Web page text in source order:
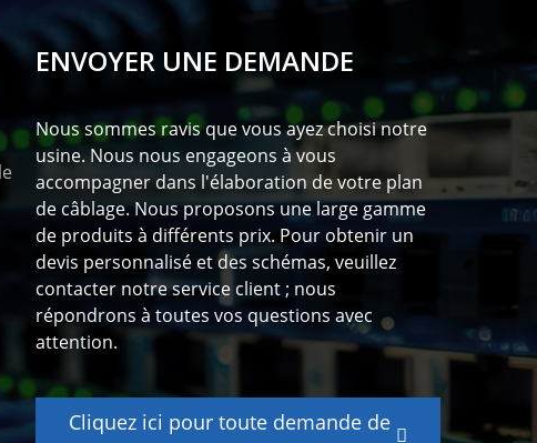
ENVOYER UNE DEMANDE
Nous sommes ravis que vous ayez choisi notre
usine. Nous nous engageons à vous
accompagner dans l'élaboration de votre plan
de câblage. Nous proposons une large gamme
de produits à différents prix. Pour obtenir un
devis personnalisé et des schémas, veuillez
contacter notre service client ; nous
répondrons à toutes vos questions avec
attention.
Cliquez ici pour toute demande de